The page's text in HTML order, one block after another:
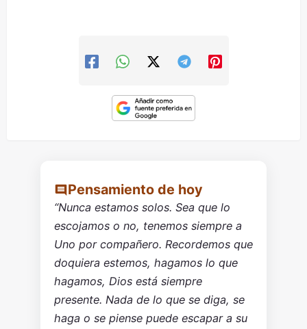
Pensamiento de hoy
“Nunca estamos solos. Sea que lo
escojamos o no, tenemos siempre a
Uno por compañero. Recordemos que
doquiera estemos, hagamos lo que
hagamos, Dios está siempre
presente. Nada de lo que se diga, se
haga o se piense puede escapar a su